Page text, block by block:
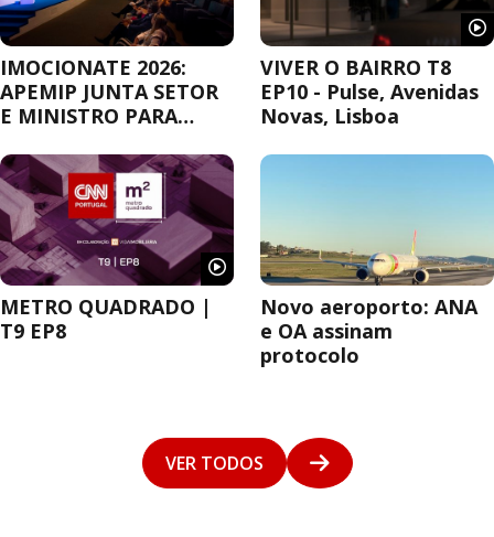
IMOCIONATE 2026:
APEMIP JUNTA SETOR
E MINISTRO PARA
HABITAÇÃO
VIVER O BAIRRO T8
EP10 - Pulse, Avenidas
Novas, Lisboa
METRO QUADRADO |
T9 EP8
Novo aeroporto: ANA
e OA assinam
protocolo
VER TODOS